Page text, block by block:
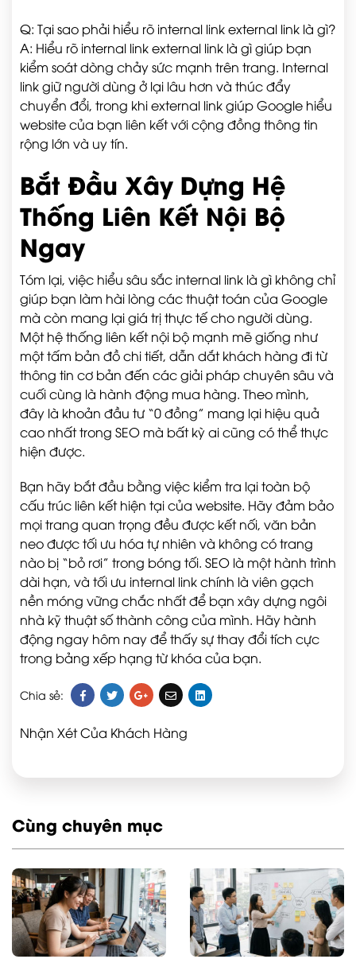
Q: Tại sao phải hiểu rõ internal link external link là gì?
A: Hiểu rõ internal link external link là gì giúp bạn
kiểm soát dòng chảy sức mạnh trên trang. Internal
link giữ người dùng ở lại lâu hơn và thúc đẩy
chuyển đổi, trong khi external link giúp Google hiểu
website của bạn liên kết với cộng đồng thông tin
rộng lớn và uy tín.
Bắt Đầu Xây Dựng Hệ
Thống Liên Kết Nội Bộ
Ngay
Tóm lại, việc hiểu sâu sắc internal link là gì không chỉ
giúp bạn làm hài lòng các thuật toán của Google
mà còn mang lại giá trị thực tế cho người dùng.
Một hệ thống liên kết nội bộ mạnh mẽ giống như
một tấm bản đồ chi tiết, dẫn dắt khách hàng đi từ
thông tin cơ bản đến các giải pháp chuyên sâu và
cuối cùng là hành động mua hàng. Theo mình,
đây là khoản đầu tư “0 đồng” mang lại hiệu quả
cao nhất trong SEO mà bất kỳ ai cũng có thể thực
hiện được.
Bạn hãy bắt đầu bằng việc kiểm tra lại toàn bộ
cấu trúc liên kết hiện tại của website. Hãy đảm bảo
mọi trang quan trọng đều được kết nối, văn bản
neo được tối ưu hóa tự nhiên và không có trang
nào bị “bỏ rơi” trong bóng tối. SEO là một hành trình
dài hạn, và tối ưu internal link chính là viên gạch
nền móng vững chắc nhất để bạn xây dựng ngôi
nhà kỹ thuật số thành công của mình. Hãy hành
động ngay hôm nay để thấy sự thay đổi tích cực
trong bảng xếp hạng từ khóa của bạn.
Chia sẻ:
Nhận Xét Của Khách Hàng
Cùng chuyên mục